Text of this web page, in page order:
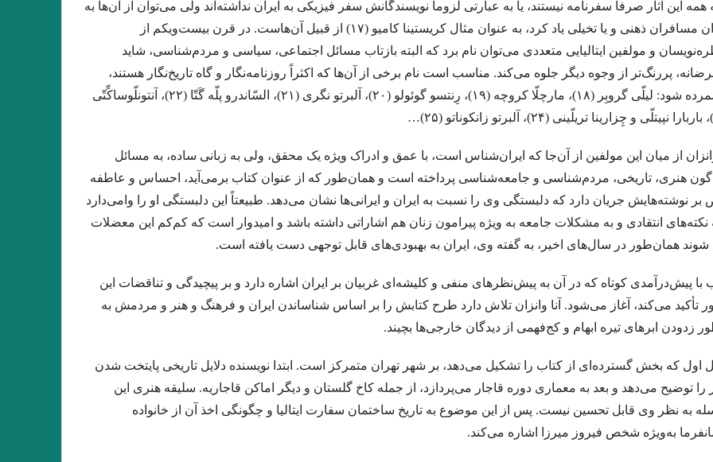
توشه برداشتن آیینه سبکباران نیست /صائب بر کتاب “ما همه در عصر شکار به سر می‌بریم “‌ فرهاد گوران . محسن فاتحی
.«آسیب شناسی زبان زنان و مردان: چرا زنان متفاوت تر از مردان سخن می گویند؟۲» نیما خرم روز شاپور احمدي
Arash The Archer به زبان فارسی و انگلیسی. برگردان: امیر مرعشی .چرا لازم است برای کودکان قصه بگوییم؟ است
ابن رشد .بورخس انگه بر سنگی بخفت و سنگ خورد …با چنین کس از چه باید جنگ کرد؟ من بیت نیست اقلیم است
هیچ اگر سایه پذیرد منم آن سایهٔ هیچ که مرا نام نه در دفتر اشیا شنوند. بر جامعه قرن هفتم، با نگاهی به نفثـۃ المصدور
.نگاهی بر رمان نقشینه نوشته‌ی شیوا شکوری /فریبا چلبی‌یانی .احمد_شاملو نوشته مجتبی تجلی/جلال صابری نژاد
ریخت‌شناسی. دکتر هومن ناظمیان .مروری بر ادبیات نظری پدیدارشناسی برایت کهری چیده ام ✍ :ضیا رشوند
خرید اینترنتی کتاب هم دیوار نوشته میترا داور – دوزبانه : فارسی المانی – ترجمه المانی کتاب : پویان میرچی …ابن عربی
.بررسی تطبیقی شخصیت، زندگی، احوال و اقوال ابراهیم ادهم و بودا
دست‌های تو تصمیمم بود ،باید می‌گرفتم و دور می‌شدم
.تاثیر تاریخ بیهقی بر ادبیات منظوم ایران…عباس مؤذن آتش آتش است . ماهرو خوشکام / مترجم: ابوالحس نجفی
رازهای جاذبه و گیرایی ِ قصه ی ” کچل کفتر باز ” نوشته ی صمد بهرنگی
همه‌ این آثار صرفاً سفرنامه نیستند، یا به عبارتی لزوماً نویسندگانش سفر فیزیکی به ایران نداشته‌اند ولی می‌توان از آن‌ها به
عنوان مسافران ذهنی و یا تخیلی یاد کرد، به عنوان مثال کریستینا کامیو (۱۷) از قبیل آن‌هاست. در قرن بیست‌ویکم از
و مولفین ایتالیایی متعددی می‌توان نام برد که البته بازتاب مسائل اجتماعی، سیاسی و مردم‌شناسی، شاید
پررنگ‌تر از وجوه دیگر جلوه می‌کند. مناسب است نام برخی از آن‌ها که اکثراً روزنامه‌نگار و گاه تاریخ‌نگار هستند،
برشمرده شود: لیلّی گروبِر (۱۸)، مارچلّا کروچه (۱۹)، رِنتسو گوئولو (۲۰)، آلبرتو نگری (۲۱)، السّاندرو پلّه گَتّا (۲۲)، آنتونلّوساکِّتّی
وانزان از میان این مولفین از آن‌جا که ایران‌شناس است، با عمق و ادراک ویژه یک محقق، ولی به زبانی ساده، به مسائل
هنری، تاریخی، مردم‌شناسی و جامعه‌شناسی پرداخته است و همان‌طور که از عنوان کتاب برمی‌آید، احساس و عاطفه
بر نوشته‌هایش جریان دارد که دلبستگی وی را نسبت به ایران و ایرانی‌ها نشان می‌دهد. طبیعتاً این دلبستگی او را وامی‌دارد
نکته‌های انتقادی و به مشکلات جامعه به ویژه پیرامون زنان هم اشاراتی داشته باشد و امیدوار است که کم‌کم این معضلات
شوند همان‌طور در سال‌های اخیر، به گفته وی، ایران به بهبودی‌های قابل توجهی دست یافته است.
با پیش‌درآمدی کوتاه که در آن به پیش‌نظرهای منفی و کلیشه‌ای غربیان بر ایران اشاره دارد و بر پیچیدگی و تناقضات این
تأکید می‌کند، آغاز می‌شود. آنا وانزان تلاش دارد طرح کتابش را بر اساس شناساندن ایران و فرهنگ و هنر و مردمش به
زدودن ابرهای تیره ابهام و کج‌فهمی از دیدگان خارجی‌ها بچیند.
اول که بخش گسترده‌ای از کتاب را تشکیل می‌دهد، بر شهر تهران متمرکز است. ابتدا نویسنده دلایل تاریخی پایتخت شدن
را توضیح می‌دهد و بعد به معماری دوره قاجار می‌پردازد، از جمله کاخ گلستان و دیگر اماکن قاجاریه. سلیقه هنری این
به نظر وی قابل تحسین نیست. پس از این موضوع به تاریخ ساختمان سفارت ایتالیا و چگونگی اخذ آن از خانواده
به‌ویژه شخص فیروز میرزا اشاره می‌کند.